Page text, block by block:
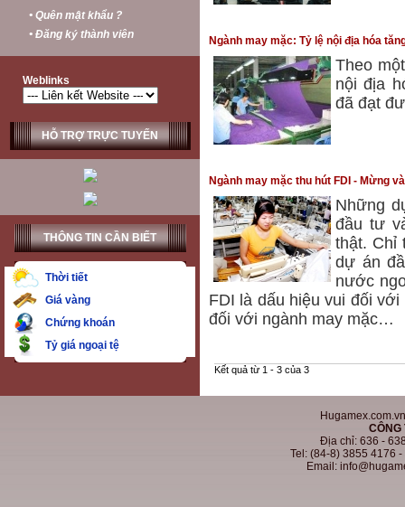
• Quên mật khẩu ?
• Đăng ký thành viên
Weblinks
HỖ TRỢ TRỰC TUYẾN
THÔNG TIN CẦN BIẾT
Thời tiết
Giá vàng
Chứng khoán
Tỷ giá ngoại tệ
Ngành may mặc: Tỷ lệ nội địa hóa
Theo
nội địa
đã đạt
Ngành may mặc thu hút FDI - Mừng
Những
đầu tư
thật. Chỉ
dự án
nước
FDI là dấu hiệu vui đối
đối với ngành may mặc…
Kết quả từ 1 - 3 của 3
CÔNG
Địa chỉ: 636 -
Tel: (84-8) 3855 4176
Email: